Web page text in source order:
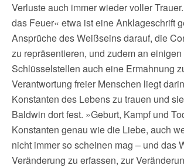
Verluste auch immer wieder voller
das Feuer« etwa ist eine Anklageschrift
Ansprüche des Weißseins darauf, die
zu repräsentieren, und zudem an einigen
Schlüsselstellen auch eine Ermahnung
Verantwortung freier Menschen liegt
Konstanten des Lebens zu trauen und
Baldwin dort fest. »Geburt, Kampf und
Konstanten genau wie die Liebe, auch
nicht immer so scheinen mag – und das
Veränderung zu erfassen, zur